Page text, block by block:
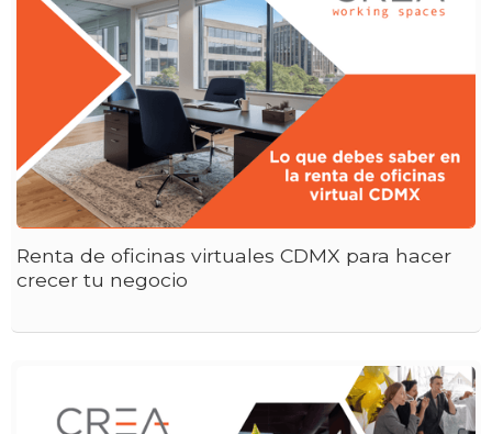
Renta de oficinas virtuales CDMX para hacer
crecer tu negocio